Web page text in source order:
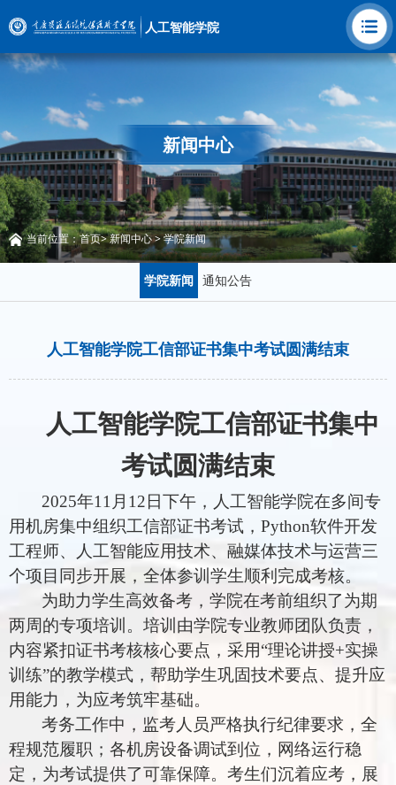
人工智能学院
新闻中心
当前位置：首页>新闻中心>学院新闻
学院新闻 通知公告
人工智能学院工信部证书集中考试圆满结束
人工智能学院工信部证书集中
考试圆满结束
2025年11月 12 日下午，人工智能学院在多间专
用机房集中组织工信部证书考试， Python软件开发
工程师、人工智能应用技术、融媒体技术与运营三
个项目同步开展，全体参训学生顺利完成考核。
为助力学生高效备考，学院在考前组织了为期
两周的专项培训。培训由学院专业教师团队负责，
内容紧扣证书考核核心要点，采用“理论讲授+实操
训练”的教学模式，帮助学生巩固技术要点、提升应
用能力，为应考筑牢基础。
考务工作中，监考人员严格执行纪律要求，全
程规范履职；各机房设备调试到位，网络运行稳
定，为考试提供了可靠保障。考生们沉着应考，展